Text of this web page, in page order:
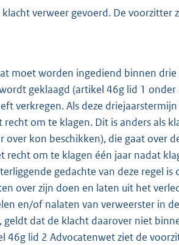
verweer gevoerd. De voorzitter
moet worden ingediend binnen
geklaagd (artikel 46g lid 1
verkregen. Als deze
om te klagen. Dit is anders als
over kon beschikken), die gaat over
recht om te klagen één jaar nadat
gedachte van deze regel
over zijn doen en laten uit het
en/of nalaten van verweerster in
dat de klacht daarover niet
46g lid 2 Advocatenwet ziet de